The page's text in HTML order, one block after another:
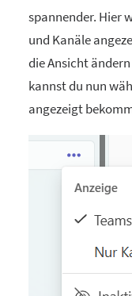
spannender. Hier
und Kanäle
die Ansicht
kannst du nun
angezeigt